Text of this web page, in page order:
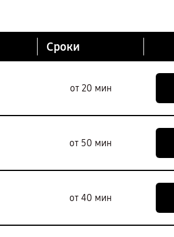
Сроки
от 20 мин
от 50 мин
от 40 мин